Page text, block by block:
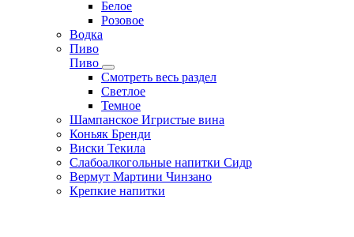
Белое
Розовое
Водка
Пиво
Пиво
Смотреть весь раздел
Cветлое
Темное
Шампанское Игристые вина
Коньяк Бренди
Виски Текила
Слабоалкогольные напитки Сидр
Вермут Мартини Чинзано
Крепкие напитки